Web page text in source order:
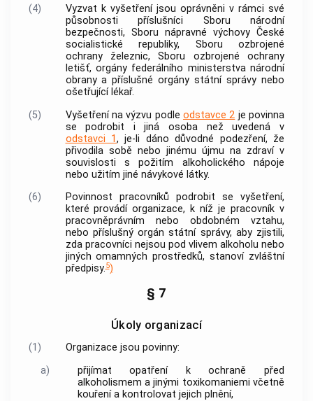
(4)
Vyzvat k vyšetření jsou oprávněni v rámci své
působnosti příslušníci Sboru národní
bezpečnosti, Sboru nápravné výchovy České
socialistické republiky, Sboru ozbrojené
ochrany železnic, Sboru ozbrojené ochrany
letišť, orgány federálního ministerstva národní
obrany a příslušné orgány státní správy nebo
ošetřující lékař.
(5)
Vyšetření na výzvu podle odstavce 2 je povinna
se podrobit i jiná osoba než uvedená v
odstavci 1, je-li dáno důvodné podezření, že
přivodila sobě nebo jinému újmu na zdraví v
souvislosti s požitím alkoholického nápoje
nebo užitím jiné návykové látky.
(6)
Povinnost pracovníků podrobit se vyšetření,
které provádí organizace, k níž je pracovník v
pracovněprávním nebo obdobném vztahu,
nebo příslušný orgán státní správy, aby zjistili,
zda pracovníci nejsou pod vlivem alkoholu nebo
jiných omamných prostředků, stanoví zvláštní
předpisy.5)
§ 7
Úkoly organizací
(1)
Organizace jsou povinny:
a)
přijímat opatření k ochraně před
alkoholismem a jinými toxikomaniemi včetně
kouření a kontrolovat jejich plnění,